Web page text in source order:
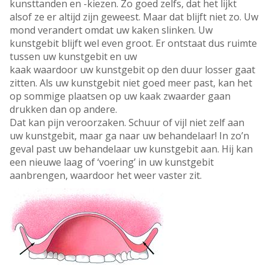
kunsttanden en -kiezen. Zo goed zelfs, dat het lijkt
alsof ze er altijd zijn geweest. Maar dat blijft niet zo. Uw
mond verandert omdat uw kaken slinken. Uw
kunstgebit blijft wel even groot. Er ontstaat dus ruimte
tussen uw kunstgebit en uw
kaak waardoor uw kunstgebit op den duur losser gaat
zitten. Als uw kunstgebit niet goed meer past, kan het
op sommige plaatsen op uw kaak zwaarder gaan
drukken dan op andere.
Dat kan pijn veroorzaken. Schuur of vijl niet zelf aan
uw kunstgebit, maar ga naar uw behandelaar! In zo’n
geval past uw behandelaar uw kunstgebit aan. Hij kan
een nieuwe laag of ‘voering’ in uw kunstgebit
aanbrengen, waardoor het weer vaster zit.